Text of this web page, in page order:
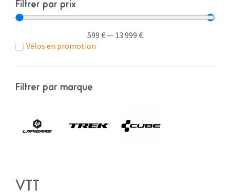
Filtrer par prix
599 €— 13 999 €
Vélos en promotion
Filtrer par marque
VTT